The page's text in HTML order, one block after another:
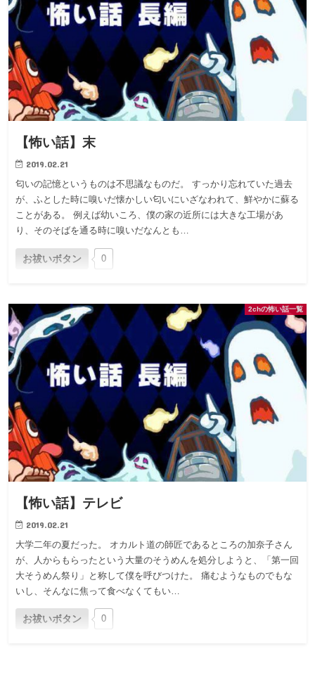
【怖い話】末
2019.02.21
匂いの記憶というものは不思議なものだ。 すっかり忘れていた過去
が、ふとした時に嗅いだ懐かしい匂いにいざなわれて、鮮やかに蘇る
ことがある。 例えば幼いころ、僕の家の近所には大きな工場があ
り、そのそばを通る時に嗅いだなんとも…
お祓いボタン 0
2chの怖い話一覧
【怖い話】テレビ
2019.02.21
大学二年の夏だった。 オカルト道の師匠であるところの加奈子さん
が、人からもらったという大量のそうめんを処分しようと、「第一回
大そうめん祭り」と称して僕を呼びつけた。 痛むようなものでもな
いし、そんなに焦って食べなくてもい…
お祓いボタン 0